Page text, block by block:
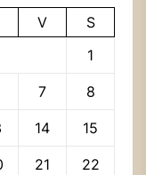
V
S
1
7 8
14 15
21 22